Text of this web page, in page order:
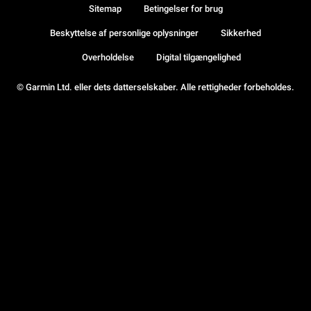
© Garmin Ltd. eller dets datterselskaber. Alle rettigheder forbeholdes.
Sitemap Betingelser for brug
Beskyttelse af personlige oplysninger Sikkerhed
Overholdelse Digital tilgængelighed